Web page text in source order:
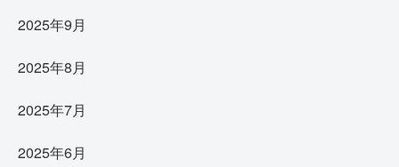
2025年9月
2025年8月
2025年7月
2025年6月